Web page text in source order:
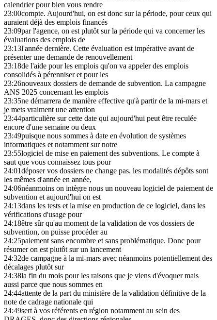
calendrier pour bien vous rendre
23:00compte. Aujourd'hui, on est donc sur la période, pour ceux qui
auraient déjà des emplois financés
23:09par l'agence, on est plutôt sur la période qui va concerner les
évaluations des emplois de
23:13l'année dernière. Cette évaluation est impérative avant de
présenter une demande de renouvellement
23:18de l'aide pour les emplois qu'on va appeler des emplois
consolidés à pérenniser et pour les
23:26nouveaux dossiers de demande de subvention. La campagne
ANS 2025 concernant les emplois
23:35ne démarrera de manière effective qu'à partir de la mi-mars et
je mets vraiment une attention
23:44particulière sur cette date qui aujourd'hui peut être reculée
encore d'une semaine ou deux
23:49puisque nous sommes à date en évolution de systèmes
informatiques et notamment sur notre
23:55logiciel de mise en paiement des subventions. Le compte à
saut que vous connaissez tous pour
24:01déposer vos dossiers ne change pas, les modalités dépôts sont
les mêmes d'année en année,
24:06néanmoins on intègre nous un nouveau logiciel de paiement de
subvention et aujourd'hui on est
24:13dans les tests et la mise en production de ce logiciel, dans les
vérifications d'usage pour
24:18être sûr qu'au moment de la validation de vos dossiers de
subvention, on puisse procéder au
24:25paiement sans encombre et sans problématique. Donc pour
résumer on est plutôt sur un lancement
24:32de campagne à la mi-mars avec néanmoins potentiellement des
décalages plutôt sur
24:38la fin du mois pour les raisons que je viens d'évoquer mais
aussi parce que nous sommes en
24:44attente de la part du ministère de la validation définitive de la
note de cadrage nationale qui
24:49sert à vos référents en région notamment au sein des